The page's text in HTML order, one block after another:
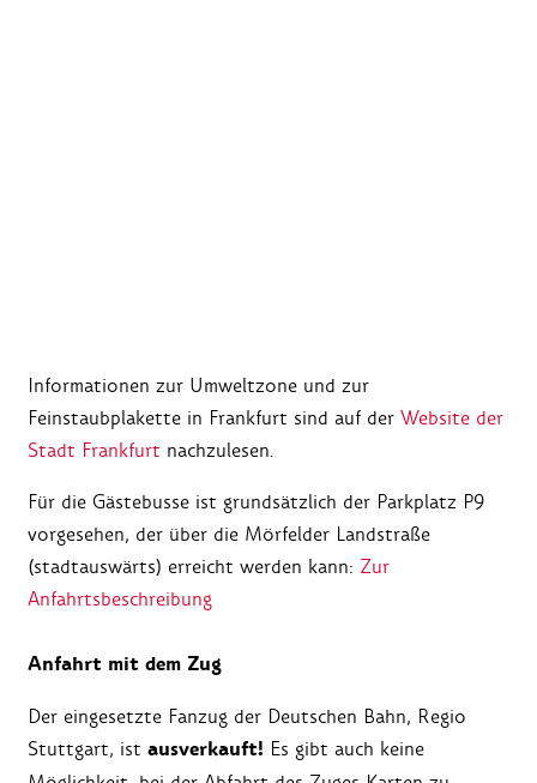
Informationen zur Umweltzone und zur
Feinstaubplakette in Frankfurt sind auf der Website der
Stadt Frankfurt nachzulesen.
Für die Gästebusse ist grundsätzlich der Parkplatz P9
vorgesehen, der über die Mörfelder Landstraße
(stadtauswärts) erreicht werden kann: Zur
Anfahrtsbeschreibung
Anfahrt mit dem Zug
Der eingesetzte Fanzug der Deutschen Bahn, Regio
Stuttgart, ist ausverkauft! Es gibt auch keine